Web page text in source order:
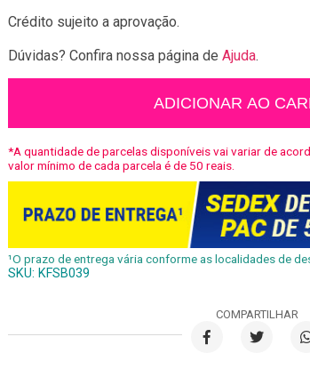
Crédito sujeito a aprovação.
Dúvidas? Confira nossa página deAjuda.
quantidade
ADICIONAR AO
*A quantidade de parcelas disponíveis vai variar de
valor mínimo de cada parcela é de 50 reais.
¹O prazo de entrega vária conforme as localidades de
SKU: KFSB039
COMPARTILHAR